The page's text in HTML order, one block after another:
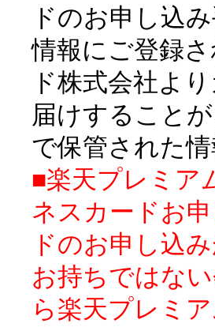
ドのお申し込
情報にご登録
ド株式会社よ
届けすること
で保管された
■楽天プレミア
ネスカードお
ドのお申し込
お持ちではな
ら楽天プレミ